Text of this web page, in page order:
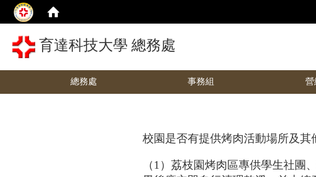
育達科技大學 總務處
總務處 事務組 營
校園是否有提供烤肉活動場所及其
（1）荔枝園烤肉區專供學生社